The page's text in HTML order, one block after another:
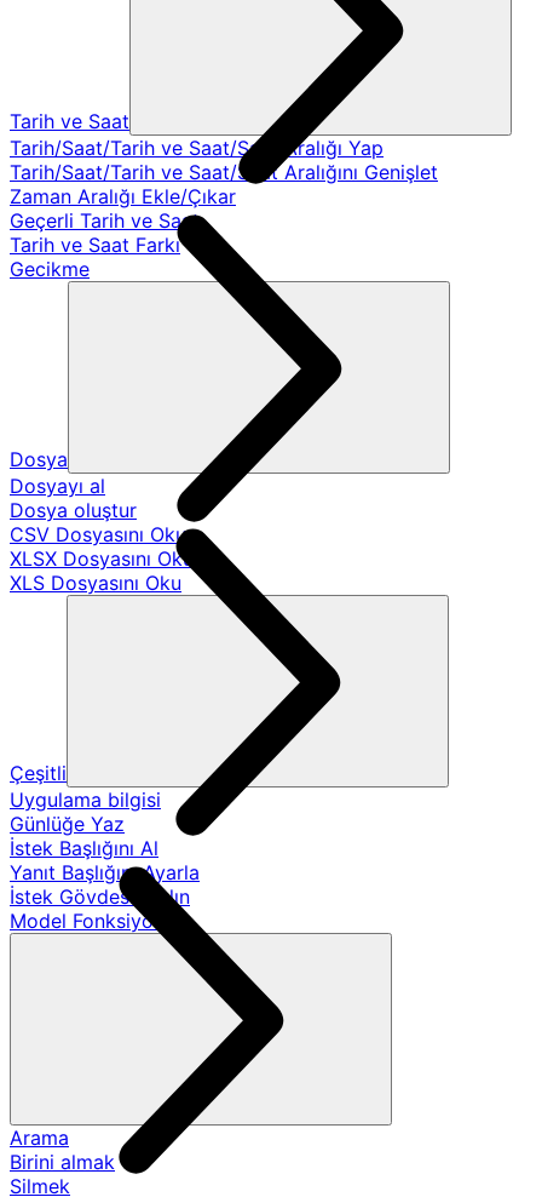
Tarih ve Saat
Tarih/Saat/Tarih ve Saat/Saat Aralığı Yap
Tarih/Saat/Tarih ve Saat/Saat Aralığını Genişlet
Zaman Aralığı Ekle/Çıkar
Geçerli Tarih ve Saat
Tarih ve Saat Farkı
Gecikme
Dosya
Dosyayı al
Dosya oluştur
CSV Dosyasını Oku
XLSX Dosyasını Oku
XLS Dosyasını Oku
Çeşitli
Uygulama bilgisi
Günlüğe Yaz
İstek Başlığını Al
Yanıt Başlığını Ayarla
İstek Gövdesini Alın
Model Fonksiyonları
Arama
Birini almak
Silmek